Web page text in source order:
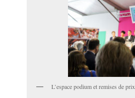
L’espace podium et remises de prix